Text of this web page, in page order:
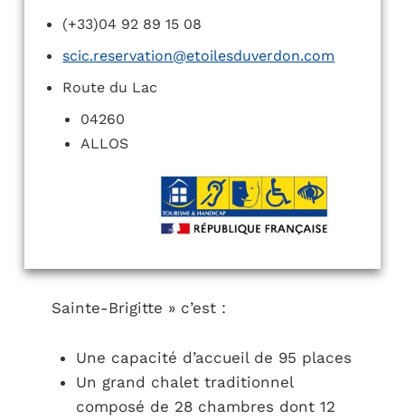
(+33)04 92 89 15 08
scic.reservation@etoilesduverdon.com
Route du Lac
04260
ALLOS
Sainte-Brigitte » c’est :
Une capacité d’accueil de 95 places
Un grand chalet traditionnel
composé de 28 chambres dont 12